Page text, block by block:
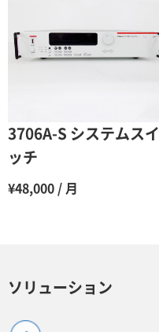
12ヶ月
3706A-S システムスイ
ッチ
¥48,000 / 月
ソリューション